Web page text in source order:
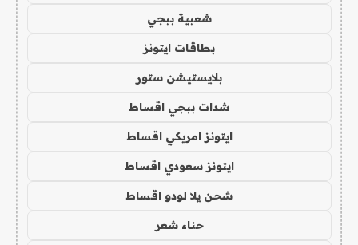
شعبية ببجي
بطاقات ايتونز
بلايستيشن ستور
شدات ببجي اقساط
ايتونز امريكي اقساط
ايتونز سعودي اقساط
شحن يلا لودو اقساط
حناء شعر